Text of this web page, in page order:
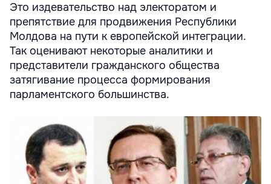
Это издевательство над электоратом и
препятствие для продвижения Республики
Молдова на пути к европейской интеграции.
Так оценивают некоторые аналитики и
представители гражданского общества
затягивание процесса формирования
парламентского большинства.